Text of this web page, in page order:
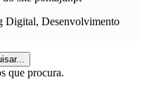
Digital, Desenvolvimento
que procura.